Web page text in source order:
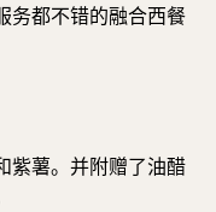
务都不错的融合西餐
紫薯。并附赠了油醋